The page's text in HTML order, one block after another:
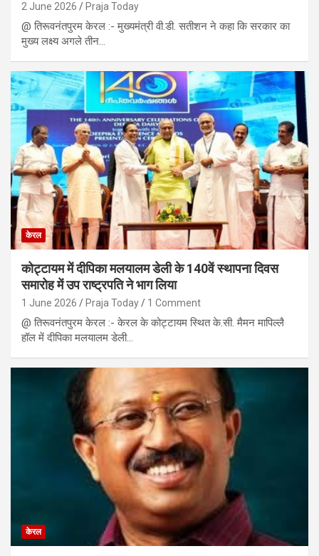
2 June 2026 Praja Today
@ तिरूवनंतपुरम केरल :- मुख्यमंत्री वी.डी. सतीशन ने कहा कि सरकार का
मुख्य लक्ष्य अगले तीन…
केरल
कोट्टायम में दीपिका मलयालम डेली के 140वें स्थापना दिवस
समारोह में उप राष्ट्रपति ने भाग लिया
1 June 2026 Praja Today 1 Comment
@ तिरूवनंतपुरम केरल :- केरल के कोट्टायम स्थित के.सी. मैमन मापिल्लै
हॉल में दीपिका मलयालम डेली…
केरल